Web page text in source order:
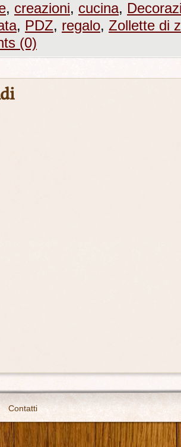
, creazioni, cucina,
, PDZ, regalo, Zollette di
(0)
Contatti